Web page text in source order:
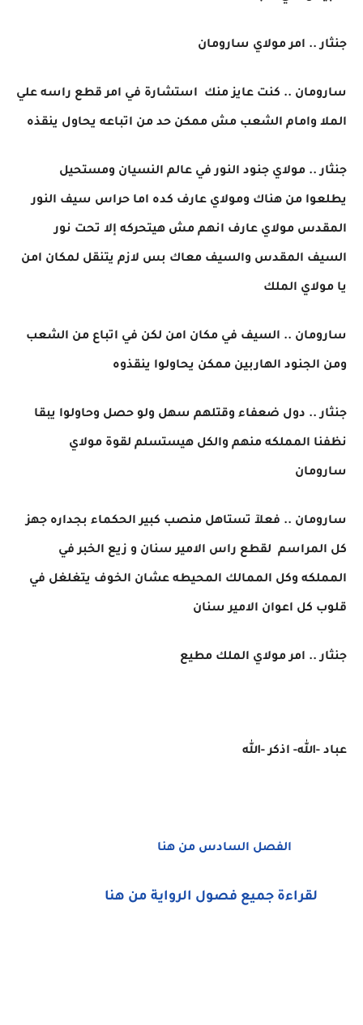
جنثار .. امر مولاي سارومان
سارومان .. كنت عايز منك استشارة في امر قطع راسه علي
الملا وامام الشعب مش ممكن حد من اتباعه يحاول ينقذه
جنثار .. مولاي جنود النور في عالم النسيان ومستحيل
يطلعوا من هناك ومولاي عارف كده اما حراس سيف النور
المقدس مولاي عارف انهم مش هيتحركه إلا تحت نور
السيف المقدس والسيف معاك بس لازم يتنقل لمكان امن
يا مولاي الملك
سارومان .. السيف في مكان امن لكن في اتباع من الشعب
ومن الجنود الهاربين ممكن يحاولوا ينقذوه
جنثار .. دول ضعفاء وقتلهم سهل ولو حصل وحاولوا يبقا
نظفنا المملكه منهم والكل هيستسلم لقوة مولاي
سارومان
سارومان .. فعلآ تستاهل منصب كبير الحكماء بجداره جهز
كل المراسم لقطع راس الامير سنان و زيع الخبر في
المملكه وكل الممالك المحيطه عشان الخوف يتغلغل في
قلوب كل اعوان الامير سنان
جنثار .. امر مولاي الملك مطيع
عباد -الله- اذكر -الله
الفصل السادس من هنا
لقراءة جميع فصول الرواية من هنا